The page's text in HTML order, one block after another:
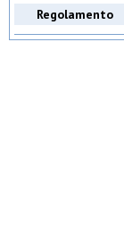
Regolamento